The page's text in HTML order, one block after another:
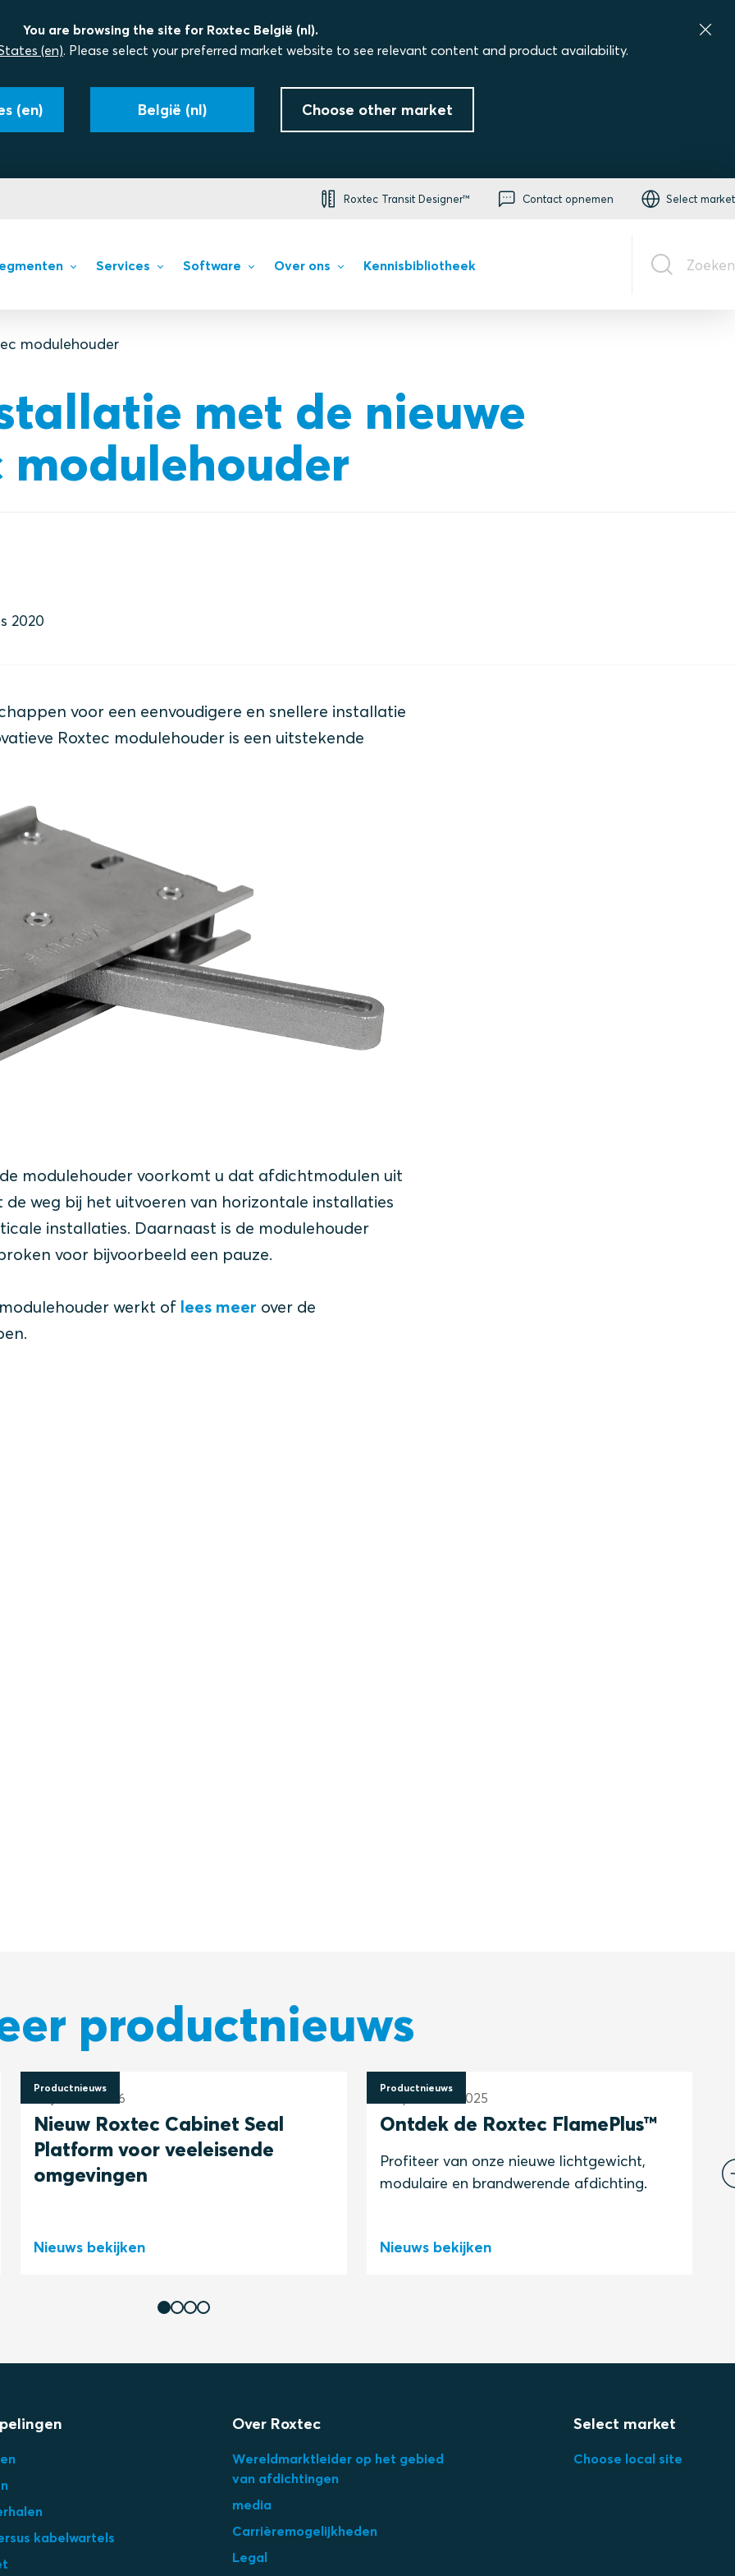
You are browsing the site for Roxtec België (nl).
(en). Please select your preferred market website to see relevant content and product availability.
(en) België (nl) Choose other market
Roxtec Transit Designer™ Contact opnemen Select market
Services Software Over ons Kennisbibliotheek Zoeken
modulehouder
met de nieuwe
modulehouder
2020
voor een eenvoudigere en snellere installatie
Roxtec modulehouder is een uitstekende
modulehouder voorkomt u dat afdichtmodulen uit
weg bij het uitvoeren van horizontale installaties
installaties. Daarnaast is de modulehouder
voor bijvoorbeeld een pauze.
werkt of lees meer over de
productnieuws
Productnieuws
26 januari 2026
Nieuw Roxtec Cabinet Seal
Platform voor veeleisende
omgevingen
Nieuws bekijken
Productnieuws
3 september 2025
Ontdek de Roxtec FlamePlus™
Profiteer van onze nieuwe lichtgewicht,
modulaire en brandwerende afdichting.
Nieuws bekijken
kabelwartels
Over Roxtec
Wereldmarktleider op het gebied
van afdichtingen
media
Carrièremogelijkheden
Legal
Select market
Choose local site